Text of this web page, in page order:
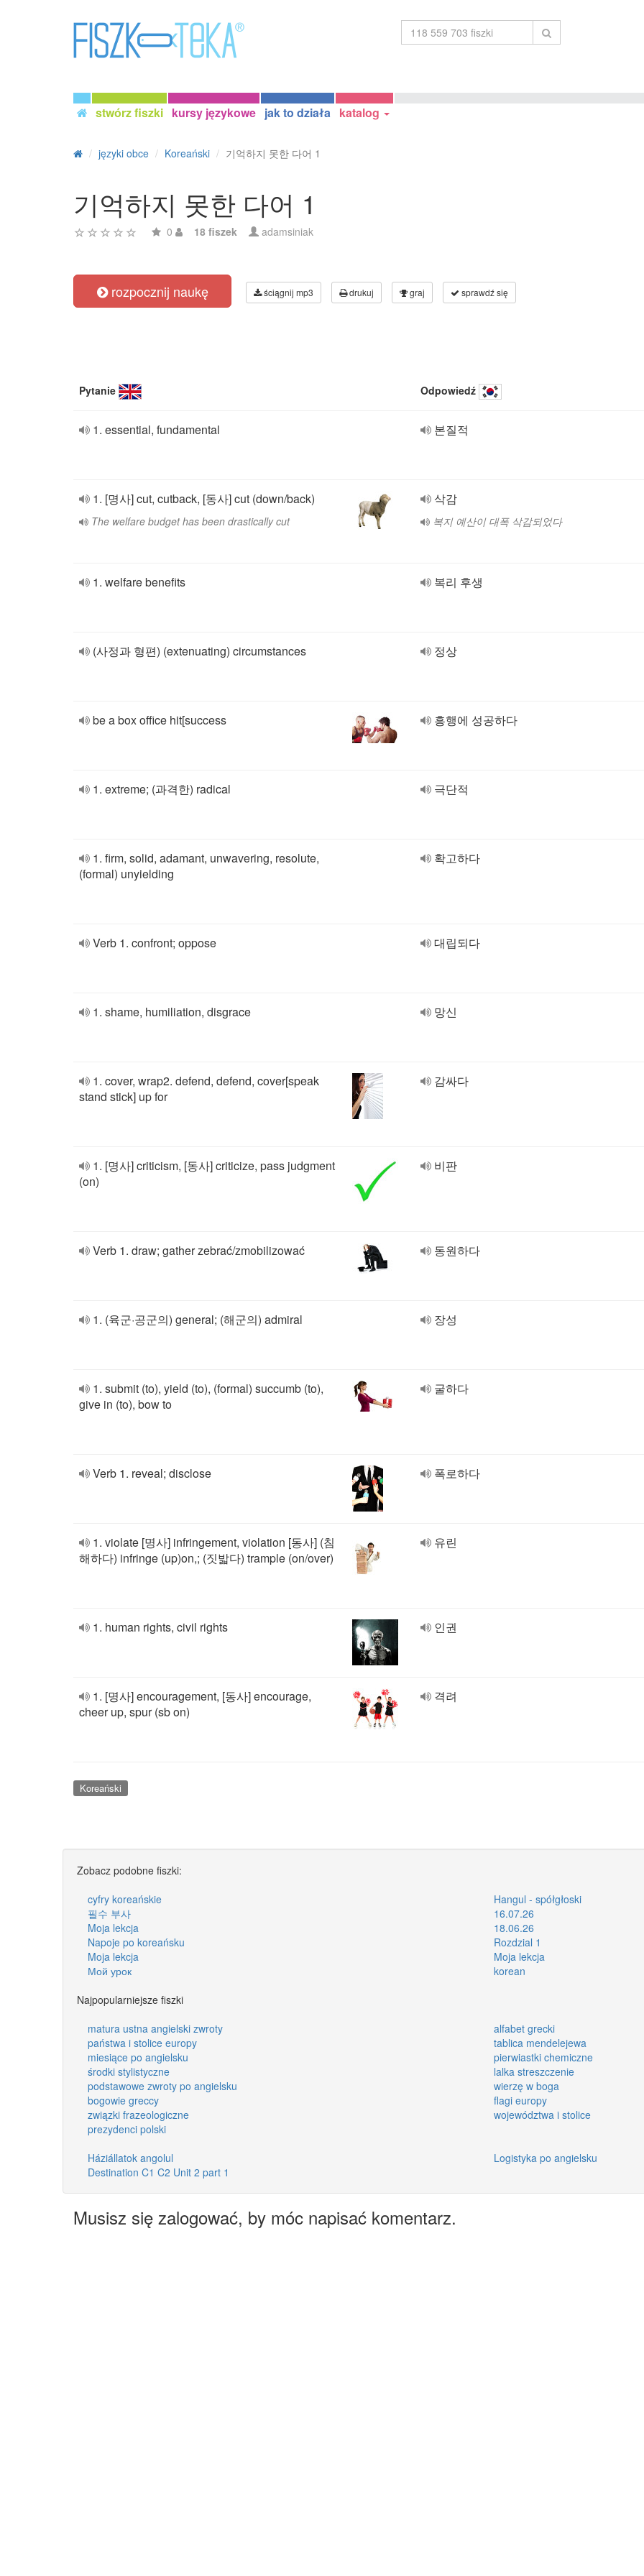
stwórz fiszki kursy językowe jak to działa katalog
języki obce Koreański 기억하지 못한 다어 1
기억하지 못한 다어 1
0 18 fiszek adamsiniak
rozpocznij naukę ściągnij mp3 drukuj graj sprawdź się
Pytanie Odpowiedź
1. essential, fundamental 본질적
1. [명사] cut, cutback, [동사] cut (down/back)
The welfare budget has been drastically cut
삭감
복지 예산이 대폭 삭감되었다
1. welfare benefits 복리 후생
(사정과 형편) (extenuating) circumstances 정상
be a box office hit[success 흥행에 성공하다
1. extreme; (과격한) radical 극단적
1. firm, solid, adamant, unwavering, resolute,
(formal) unyielding
확고하다
Verb 1. confront; oppose 대립되다
1. shame, humiliation, disgrace 망신
1. cover, wrap2. defend, defend, cover[speak
stand stick] up for
감싸다
1. [명사] criticism, [동사] criticize, pass judgment
(on)
비판
Verb 1. draw; gather zebrać/zmobilizować 동원하다
1. (육군·공군의) general; (해군의) admiral 장성
1. submit (to), yield (to), (formal) succumb (to),
give in (to), bow to
굴하다
Verb 1. reveal; disclose 폭로하다
1. violate [명사] infringement, violation [동사] (침
해하다) infringe (up)on,; (짓밟다) trample (on/over)
유린
1. human rights, civil rights 인권
1. [명사] encouragement, [동사] encourage,
cheer up, spur (sb on)
격려
Koreański
Zobacz podobne fiszki:
cyfry koreańskie
Hangul - spółgłoski
필수 부사
16.07.26
Moja lekcja
18.06.26
Napoje po koreańsku
Rozdzial 1
Moja lekcja
Moja lekcja
Мой урок
korean
Najpopularniejsze fiszki
matura ustna angielski zwroty
alfabet grecki
państwa i stolice europy
tablica mendelejewa
miesiące po angielsku
pierwiastki chemiczne
środki stylistyczne
lalka streszczenie
podstawowe zwroty po angielsku
wierzę w boga
bogowie greccy
flagi europy
związki frazeologiczne
województwa i stolice
prezydenci polski
Háziállatok angolul
Logistyka po angielsku
Destination C1 C2 Unit 2 part 1
Musisz się zalogować, by móc napisać komentarz.